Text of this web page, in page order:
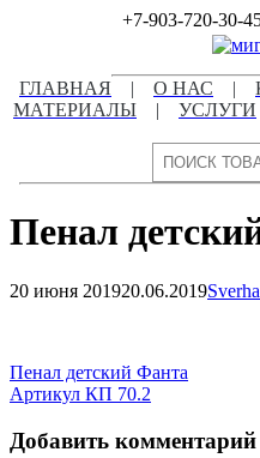
+7-903-720-30-
ГЛАВНАЯ | О НАС |
МАТЕРИАЛЫ
| УСЛУГИ
Пенал
20 июня 201920.06.2019
записям
Навигация
по
записям
Пенал детский Фанта
Артикул КП 70.2
Добавить комментарий